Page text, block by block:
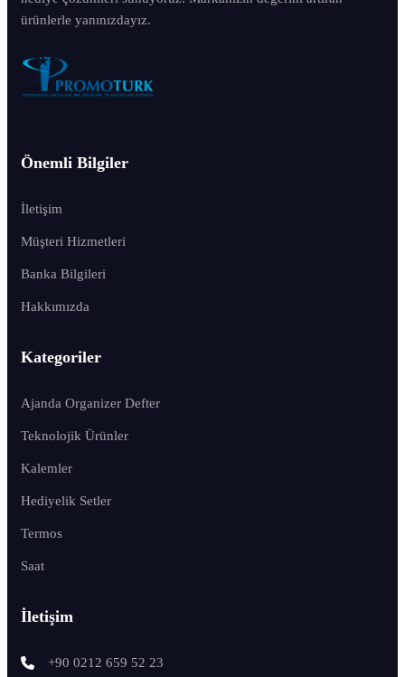
ürünlerle yanınızdayız.
Önemli Bilgiler
İletişim
Müşteri Hizmetleri
Banka Bilgileri
Hakkımızda
Kategoriler
Ajanda Organizer Defter
Teknolojik Ürünler
Kalemler
Hediyelik Setler
Termos
Saat
İletişim
+90 0212 659 52 23